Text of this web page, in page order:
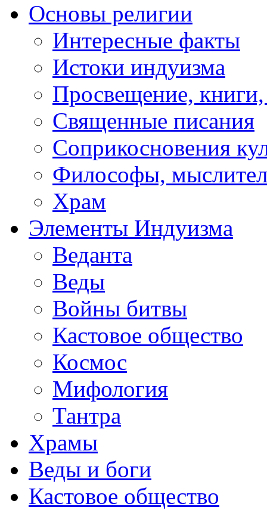
Основы религии
Интересные факты
Истоки индуизма
Просвещение, книги,
Священные писания
Соприкосновения
Философы,
Храм
Элементы Индуизма
Веданта
Веды
Войны битвы
Кастовое общество
Космос
Мифология
Тантра
Храмы
Веды и боги
Кастовое общество